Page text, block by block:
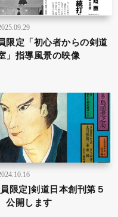
限定「初心者からの剣道
」指導風景の映像
限定]剣道日本創刊第５
公開します